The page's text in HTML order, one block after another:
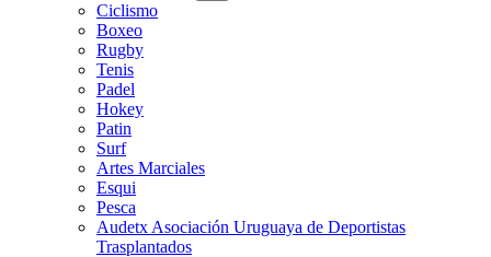
Ciclismo
Boxeo
Rugby
Tenis
Padel
Hokey
Patin
Surf
Artes Marciales
Esqui
Pesca
Audetx Asociación Uruguaya de Deportistas
Trasplantados